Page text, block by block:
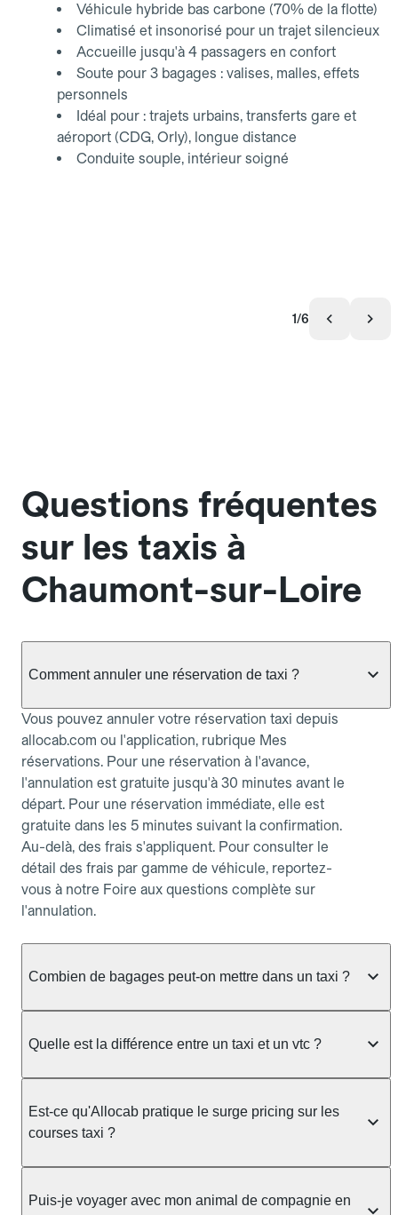
Véhicule hybride bas carbone (70% de la flotte)
Climatisé et insonorisé pour un trajet silencieux
Accueille jusqu'à 4 passagers en confort
Soute pour 3 bagages : valises, malles, effets
personnels
Idéal pour : trajets urbains, transferts gare et
aéroport (CDG, Orly), longue distance
Conduite souple, intérieur soigné
1/6
Questions fréquentes
sur les taxis à
Chaumont-sur-Loire
Comment annuler une réservation de taxi ?
Vous pouvez annuler votre réservation taxi depuis
allocab.com ou l'application, rubrique Mes
réservations. Pour une réservation à l'avance,
l'annulation est gratuite jusqu'à 30 minutes avant le
départ. Pour une réservation immédiate, elle est
gratuite dans les 5 minutes suivant la confirmation.
Au-delà, des frais s'appliquent. Pour consulter le
détail des frais par gamme de véhicule, reportez-
vous à notre Foire aux questions complète sur
l'annulation.
Combien de bagages peut-on mettre dans un taxi ?
taxi berline accueille en général jusqu'à 3 bagages
ou nombreux, précisez-le dans le champ "Message
au chauffeur" lors de la réservation. Le prix n'est
pas impacté par le nombre de bagages.
Quelle est la différence entre un taxi et un vtc ?
prendre en charge directement dans la rue, à une
station ou sur réservation, avec un tarif au
réservation et propose un prix fixe annoncé à
l'avance. Chez Allocab, réservez facilement votre
Est-ce qu'Allocab pratique le surge pricing sur les
courses taxi ?
réglementation préfectorale et suit un barème
Puis-je voyager avec mon animal de compagnie en